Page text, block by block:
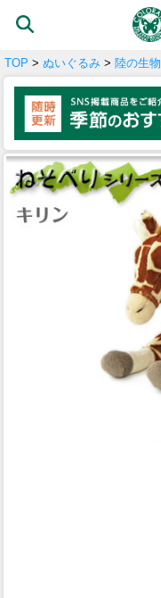
TOP > ぬいぐるみ > 陸の生物